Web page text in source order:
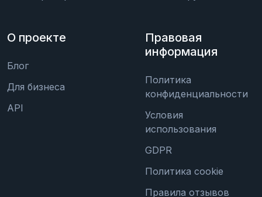
О проекте
Блог
Для бизнеса
API
Правовая
информация
Политика
конфиденциальности
Условия
использования
GDPR
Политика cookie
Правила отзывов